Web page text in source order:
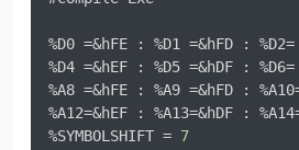
%D0 =&hFE : %D1
%D4 =&hEF : %D5
%A8 =&hFE : %A9
%A12=&hEF :
%SYMBOLSHIFT = 7